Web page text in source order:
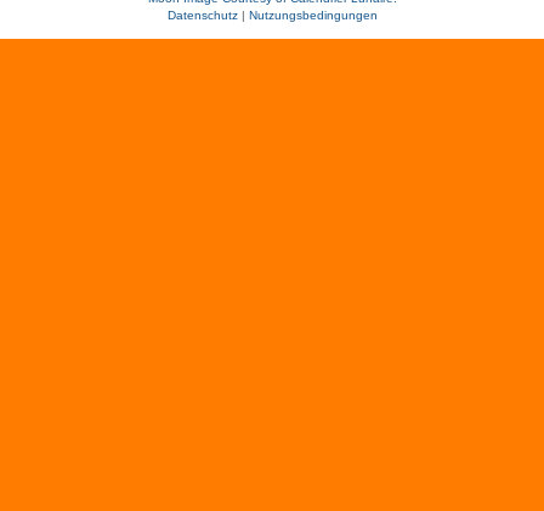
Datenschutz| Nutzungsbedingungen